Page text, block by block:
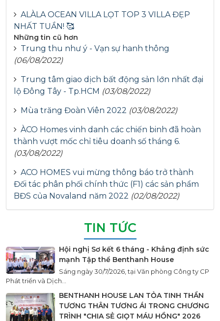
ALÀLA OCEAN VILLA LỌT TOP 3 VILLA ĐẸP
NHẤT TUẦN! 🥰
Những tin cũ hơn
Trung thu như ý - Vạn sự hanh thông
(06/08/2022)
Trung tâm giao dịch bất động sản lớn nhất đại
lộ Đông Tây - Tp.HCM (03/08/2022)
Mùa trăng Đoàn Viên 2022 (03/08/2022)
ÀCO Homes vinh danh các chiến binh đã hoàn
thành vượt mốc chỉ tiêu doanh số tháng 6.
(03/08/2022)
ACO HOMES vui mừng thông báo trở thành
Đối tác phân phối chính thức (F1) các sản phẩm
BĐS của Novaland năm 2022 (02/08/2022)
TIN TỨC
Hội nghị Sơ kết 6 tháng - Khẳng định sức
mạnh Tập thể Benthanh House
Sáng ngày 30/7/2026, tại Văn phòng Công ty CP
Phát triển và Dịch...
BENTHANH HOUSE LAN TỎA TINH THẦN
TƯƠNG THÂN TƯƠNG ÁI TRONG CHƯƠNG
TRÌNH "CHIA SẺ GIỌT MÁU HỒNG" 2026